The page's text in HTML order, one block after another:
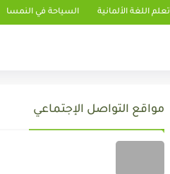
تعلم اللغة الألمانية السياحة في النمسا
مواقع التواصل الإجتماعي